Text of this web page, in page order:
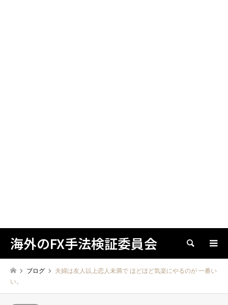
海外のFX手法検証委員会 検索
ブログ
夫婦は友人以上恋人未満で ほどほど気楽にやるのが 一番い
い。